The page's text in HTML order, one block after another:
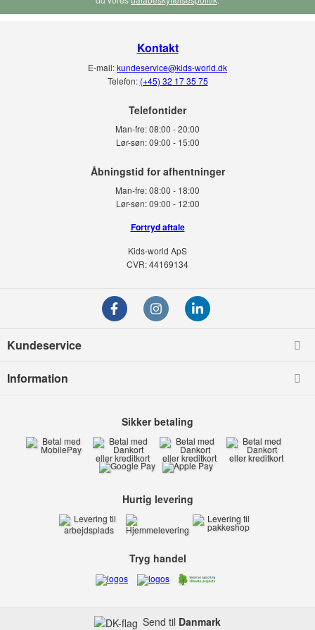
Kontakt
E-mail:kundeservice@kids-world.dk
Telefon: (+45) 32 17 35 75
Telefontider
Man-fre:08:00 - 20:00
Lør-søn: 09:00 - 15:00
Man-fre:08:00 - 18:00
Lør-søn:09:00 - 12:00
Fortryd aftale
Kids-world ApS
CVR: 44169134
Kundeservice
Information
Send til Danmark
Sikker betaling
Hurtig levering
Tryg handel